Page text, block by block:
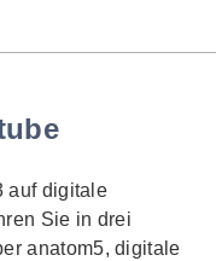
auf digitale
Sie in drei
anatom5, digitale